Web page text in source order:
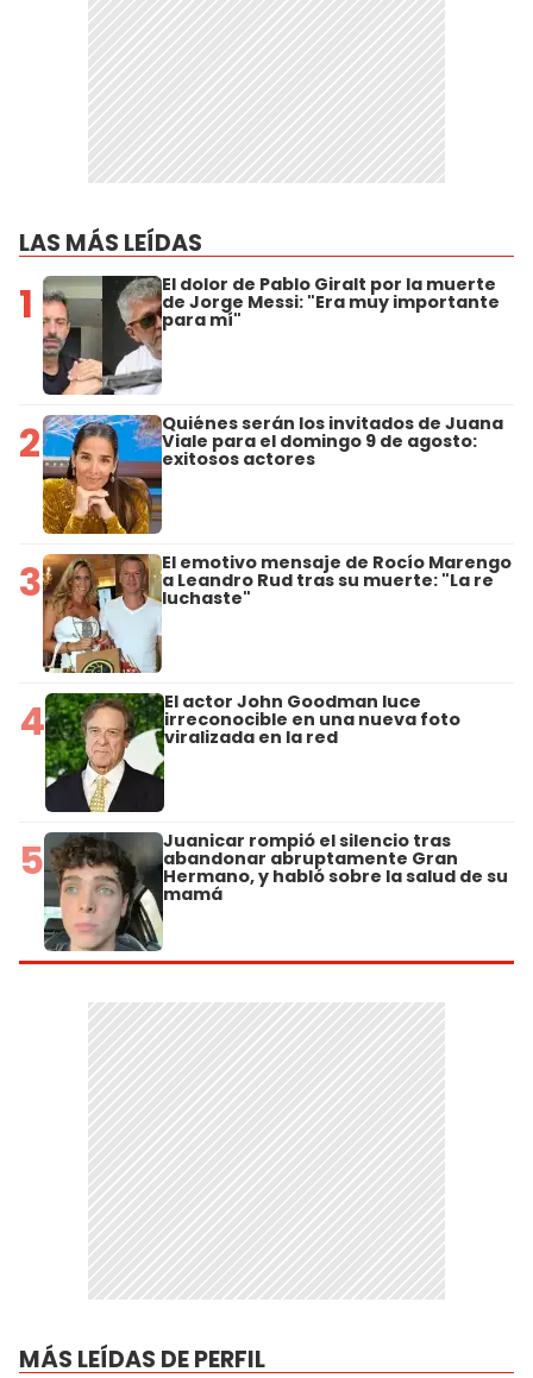
LAS MÁS LEÍDAS
1 El dolor de Pablo Giralt por la muerte
de Jorge Messi: "Era muy importante
para mí"
2 Quiénes serán los invitados de Juana
Viale para el domingo 9 de agosto:
exitosos actores
3 El emotivo mensaje de Rocío Marengo
a Leandro Rud tras su muerte: "La re
luchaste"
4 El actor John Goodman luce
irreconocible en una nueva foto
viralizada en la red
5 Juanicar rompió el silencio tras
abandonar abruptamente Gran
Hermano, y habló sobre la salud de su
mamá
MÁS LEÍDAS DE PERFIL